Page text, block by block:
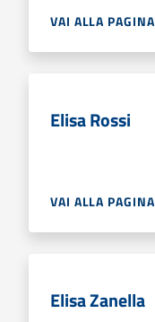
VAI ALLA PAGINA
Elisa Rossi
VAI ALLA PAGINA
Elisa Zanella